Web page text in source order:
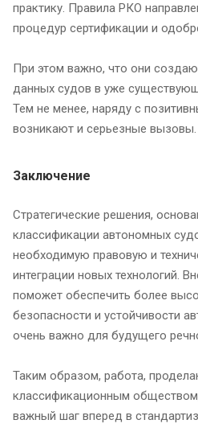
практику. Правила РКО
процедур сертификации и
При этом важно, что они
данных судов в уже
Тем не менее, наряду с
возникают и серьезные вызовы.
Заключение
Стратегические решения,
классификации автономных
необходимую правовую и
интеграции новых технологий.
поможет обеспечить более
безопасности и устойчивости
очень важно для будущего
Таким образом, работа,
классификационным
важный шаг вперед в